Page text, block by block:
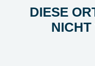
DIESE
NICHT